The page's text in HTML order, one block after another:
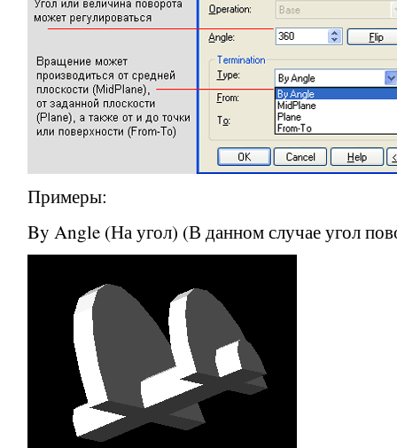
Примеры:
By Angle(На угол) (В данном случае угол